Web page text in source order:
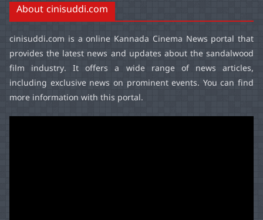
About cinisuddi.com
cinisuddi.com is a online Kannada Cinema News portal that
provides the latest news and updates about the sandalwood
film industry. It offers a wide range of news articles,
including exclusive news on prominent events. You can find
more information with this portal.